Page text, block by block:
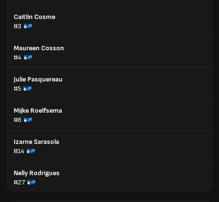
Caitlin Cosme
#3
Maureen Cosson
#4
Julie Pasquereau
#5
Mijke Roelfsema
#6
Izarne Sarasola
#14
Nelly Rodrigues
#27